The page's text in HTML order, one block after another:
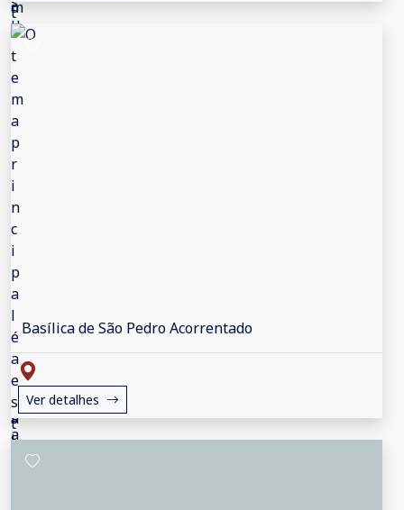
Basílica de São Pedro Acorrentado
Ver detalhes